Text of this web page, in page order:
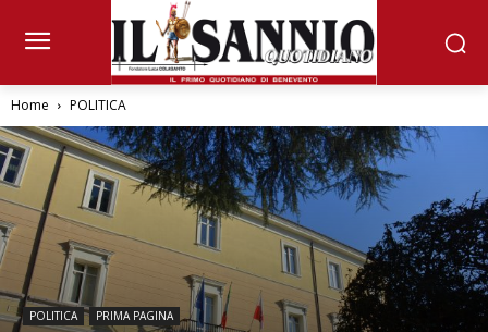
Home POLITICA
POLITICA PRIMA PAGINA